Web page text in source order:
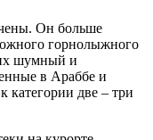
Он больше
горнолыжного
шумный и
в Араббе и
категории две – три